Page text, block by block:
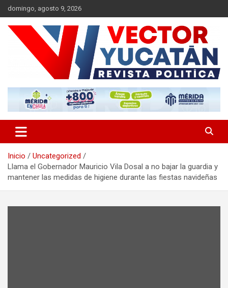
Saltar
al
contenido
domingo, agosto 9, 2026
Vector Yucatán
Inicio
Uncategorized
Llama el Gobernador Mauricio Vila Dosal a no bajar la guardia y
mantener las medidas de higiene durante las fiestas navideñas